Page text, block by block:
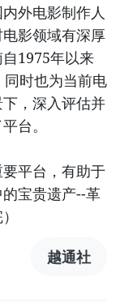
外电影制作人
影领域有深厚
1975年以来
时也为当前电
，深入评估并
台。
平台，有助于
宝贵遗产--革
越通社